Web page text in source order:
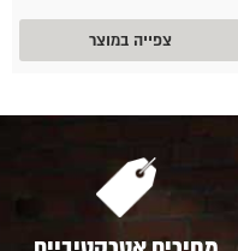
צפייה במוצר